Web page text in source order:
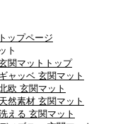
ップページ
ト
関マットトップ
ギャッベ 玄関マット
欧 玄関マット
天然素材 玄関マット
える 玄関マット